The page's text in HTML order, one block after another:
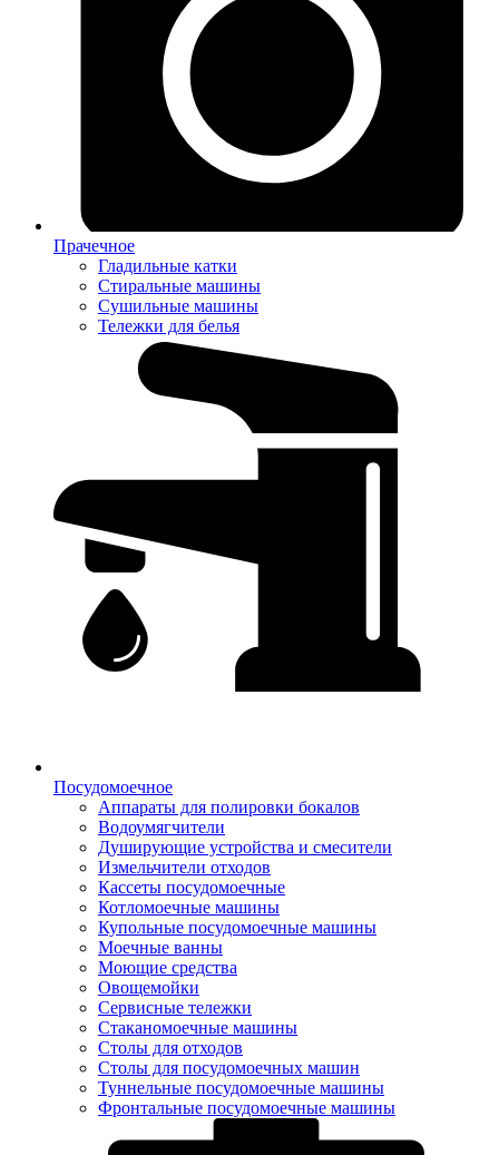
Прачечное
Гладильные катки
Стиральные машины
Сушильные машины
Тележки для белья
Посудомоечное
Аппараты для полировки бокалов
Водоумягчители
Душирующие устройства и смесители
Измельчители отходов
Кассеты посудомоечные
Котломоечные машины
Купольные посудомоечные машины
Моечные ванны
Моющие средства
Овощемойки
Сервисные тележки
Стаканомоечные машины
Столы для отходов
Столы для посудомоечных машин
Туннельные посудомоечные машины
Фронтальные посудомоечные машины